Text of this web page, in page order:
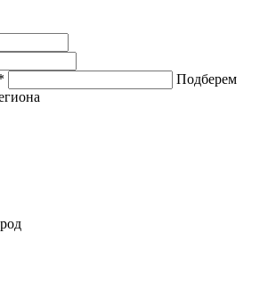
Подберем